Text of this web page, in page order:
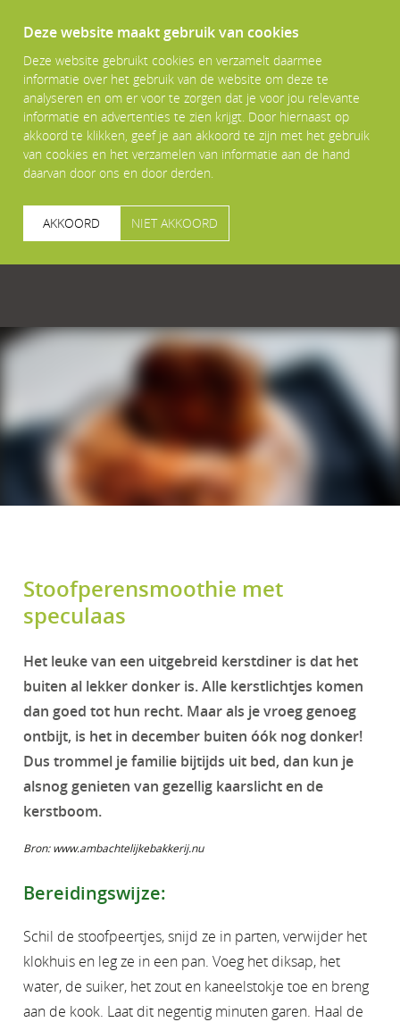
Deze website maakt gebruik van cookies
Deze website gebruikt cookies en verzamelt daarmee
informatie over het gebruik van de website om deze te
analyseren en om er voor te zorgen dat je voor jou relevante
informatie en advertenties te zien krijgt. Door hiernaast op
akkoord te klikken, geef je aan akkoord te zijn met het gebruik
van cookies en het verzamelen van informatie aan de hand
daarvan door ons en door derden.
AKKOORD NIET AKKOORD
Stoofperensmoothie met
speculaas
Het leuke van een uitgebreid kerstdiner is dat het
buiten al lekker donker is. Alle kerstlichtjes komen
dan goed tot hun recht. Maar als je vroeg genoeg
ontbijt, is het in december buiten óók nog donker!
Dus trommel je familie bijtijds uit bed, dan kun je
alsnog genieten van gezellig kaarslicht en de
kerstboom.
Bron: www.ambachtelijkebakkerij.nu
Bereidingswijze:
Schil de stoofpeertjes, snijd ze in parten, verwijder het
klokhuis en leg ze in een pan. Voeg het diksap, het
water, de suiker, het zout en kaneelstokje toe en breng
aan de kook. Laat dit negentig minuten garen. Haal de